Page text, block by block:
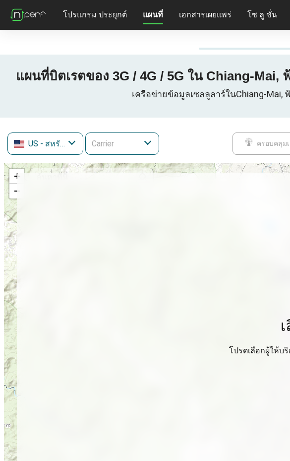
โปรแกรม ประยุกต์ แผนที่ เอกสารเผยแพร่ โซ ลู ชั่น
แผนที่บิตเรตของ 3G / 4G / 5G ใน Chiang-Mai,
เครือข่ายข้อมูลเซลลูลาร์ในChiang-Mai,
US - สหรัฐอเมริกา ครอบคลุม
+
−
โปรดเลือกผู้ให้บ